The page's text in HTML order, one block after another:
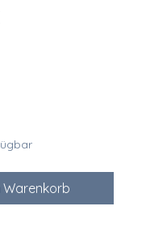
Warenkorb